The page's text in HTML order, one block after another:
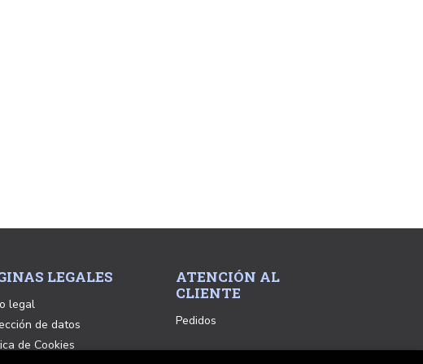
LEGALES
legal
de datos
de Cookies
ATENCIÓN AL
CLIENTE
Pedidos